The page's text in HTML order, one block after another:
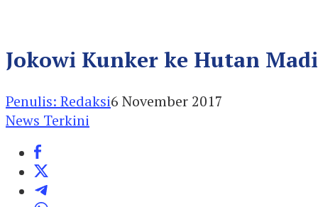
Jokowi Kunker ke Hutan
Penulis: Redaksi6 November 2017
News Terkini